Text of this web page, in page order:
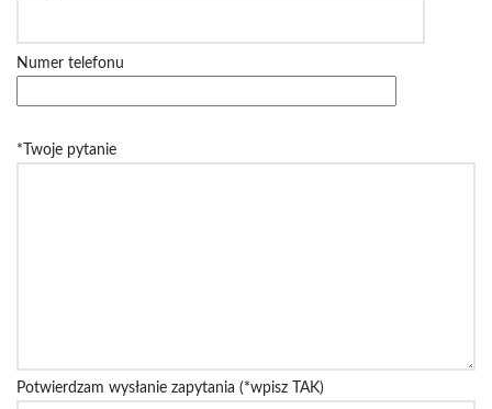
Numer telefonu
*Twoje pytanie
Potwierdzam wysłanie zapytania (*wpisz TAK)